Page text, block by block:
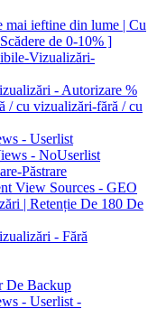
mai ieftine din lume | Cu
de 0-10% ]
Vizualizări-
- Autorizare %
/ cu vizualizări-fără / cu
- Userlist
- NoUserlist
Păstrare
View Sources - GEO
| Retenție De 180 De
- Fără
De Backup
- Userlist -